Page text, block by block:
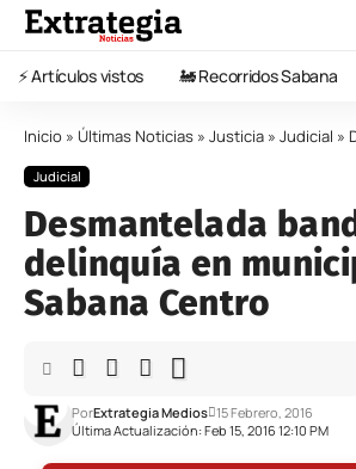
⚡️ Artículos vistos 🚂 Recorridos Sabana
Inicio » Últimas Noticias » Justicia » Judicial »
Judicial
Desmantelada
delinquía en
Sabana Centro
Última Actualización: Feb 15, 2016 12:10 PM
PorExtrategia Medios 15 Febrero, 2016